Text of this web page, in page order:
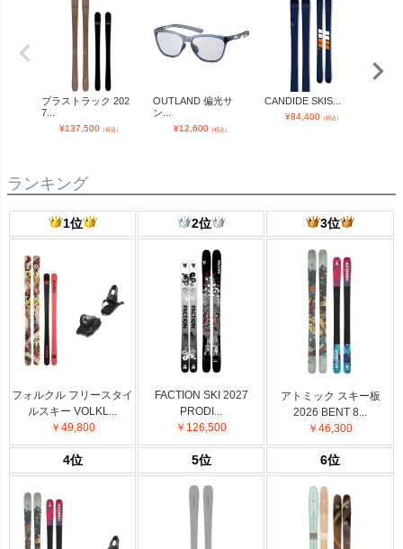
ブラストラック 202
7...
¥137,500（税込）
OUTLAND 偏光サ
ン...
¥12,600（税込）
CANDIDE SKIS...
¥84,400（税込）
ランキング
1位 2位 3位
フォルクル フリースタイ
ルスキー VOLKL...
￥49,800
FACTION SKI 2027
PRODI...
￥126,500
アトミック スキー板
2026 BENT 8...
￥46,300
4位 5位 6位